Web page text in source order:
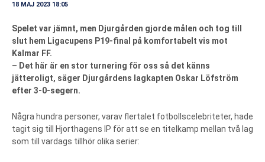
18 MAJ 2023 18:05
Spelet var jämnt, men Djurgården gjorde målen och tog till
slut hem Ligacupens P19-final på komfortabelt vis mot
Kalmar FF.
– Det här är en stor turnering för oss så det känns
jätteroligt, säger Djurgårdens lagkapten Oskar Löfström
efter 3-0-segern.
Några hundra personer, varav flertalet fotbollscelebriteter, hade
tagit sig till Hjorthagens IP för att se en titelkamp mellan två lag
som till vardags tillhör olika serier: